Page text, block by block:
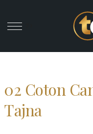
02 Coton
Tajna